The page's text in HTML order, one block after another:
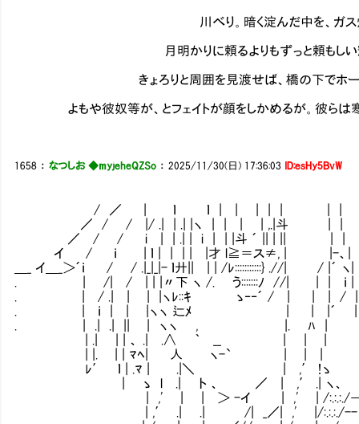
川べり。暗く淀んだ中を、ガス灯がほの
月明かりに頼るよりもずっと頼もしい輝きは、
きょろりと周囲を見渡せば、橋の下でホームレス
よもや彼奴等が、とフェイトが顔をしかめるが。彼らは寒
1658 ：なつしお ◆myjeheQZSo ：2025/11/30(日) 17:36:03 ID:esHy5BvW
/ ／ | ｌ ｌ | | | | | | |
／ / / |/ .| | .| |ヽ | | | | ,.|斗 | |
／ / / i | | .| | i | | |斗 ´ || | || |
イ / ｉ | ｌ | | | | |才 l≧＝ス≠, | |-
＿_ イ＿_＞´ｉ / / .|_|_|- ｌ廾|| | | /ﾚ:::::::::::} .//| /
. | /| / | | |〃下 ヽ /. う:::::::ﾉ //| | |
. | / .| | | |ヽﾚ::ｷ ゝ‐‐´ / | | |
. | ｉ | | |ヽヽ 辷ﾒ | | |´ | ﾍ 人
. | .| .| || | ヽヽ , |. ﾊ |
| .| | | 、 .| .∧ ｀ __ | | | | ﾍ ど
| |. | | ﾏﾍ| 人 ヽ-` | | |
ﾚ′ ｌ | .ﾏ | .|＼ | ,′ !
| ゝ l .| ト 、 ／ | ,′ .| ヽ
| ,' | | ＞ -イ | ,' | /:.:.:./――-
| ,′ .| .| /| _／| ,' |/:.:.:./--≠